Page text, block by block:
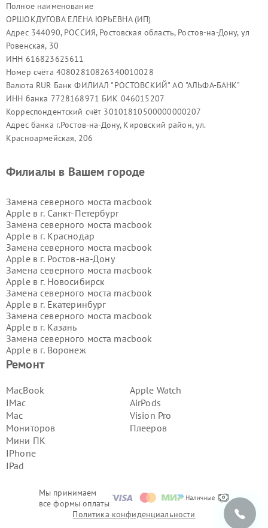
Полное наименование
ОРШОКДУГОВА ЕЛЕНА ЮРЬЕВНА (ИП)
Адрес 344090, РОССИЯ, Ростовская область, Ростов-на-Дону, ул
Ровенская, 30
ИНН 616823625611
Номер счёта 40802810826340010028
Валюта RUR Банк ФИЛИАЛ "РОСТОВСКИЙ" АО "АЛЬФА-БАНК"
ИНН банка 7728168971 БИК 046015207
Корреспондентский счёт 30101810500000000207
Адрес банка г.Ростов-на-Дону, Кировский район, ул.
Красноармейская, 206
Мы принимаем
все формы оплаты
Ремонт
MacBook
IMac
Mac
Мониторов
Мини ПК
IPhone
IPad
Apple Watch
AirPods
Vision Pro
Плееров
Филиалы в Вашем городе
Замена северного моста macbook
Apple в г. Санкт-Петербург
Замена северного моста macbook
Apple в г. Краснодар
Замена северного моста macbook
Apple в г. Ростов-на-Дону
Замена северного моста macbook
Apple в г. Новосибирск
Замена северного моста macbook
Apple в г. Екатеринбург
Замена северного моста macbook
Apple в г. Казань
Замена северного моста macbook
Apple в г. Воронеж
Замена северного моста macbook
Замена северного моста macbook
Apple в г.
Замена северного моста macbook
Apple в г.
Замена северного моста macbook
Apple в г.
Замена северного моста macbook
Apple в г.
Apple в г.
Замена северного моста macbook
Apple в г.Тюмень
Замена северного моста macbook
Политика конфиденциальности